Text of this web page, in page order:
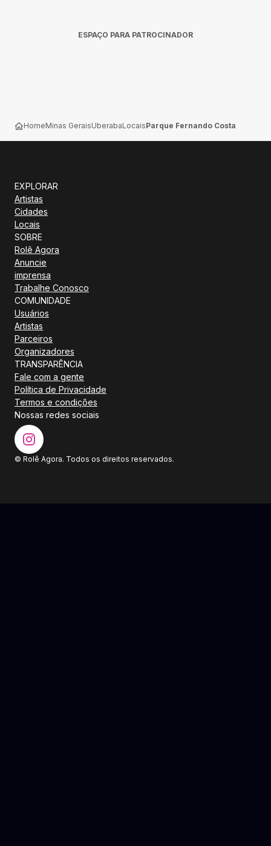
ESPAÇO PARA PATROCINADOR
HomeMinas GeraisUberabaLocaisParque Fernando Costa
EXPLORAR
Artistas
Cidades
Locais
SOBRE
Rolê Agora
Anuncie
imprensa
Trabalhe Conosco
COMUNIDADE
Usuários
Artistas
Parceiros
Organizadores
TRANSPARÊNCIA
Fale com a gente
Política de Privacidade
Termos e condições
Nossas redes sociais
© Rolê Agora. Todos os direitos reservados.